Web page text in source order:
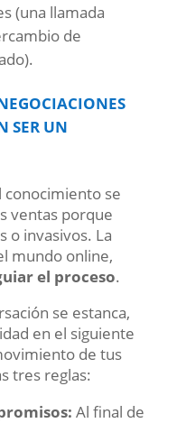
(una llamada
de
SER UN
conocimiento se
ventas porque
o invasivos. La
mundo online,
el proceso.
se estanca,
en el siguiente
de tus
tres reglas:
Al final de